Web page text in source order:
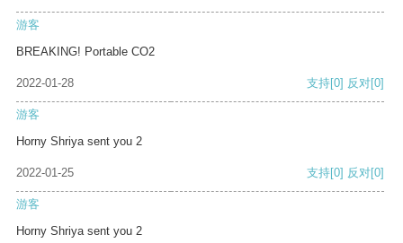
游客
BREAKING! Portable CO2
2022-01-28 支持[0] 反对[0]
游客
Horny Shriya sent you 2
2022-01-25 支持[0] 反对[0]
游客
Horny Shriya sent you 2